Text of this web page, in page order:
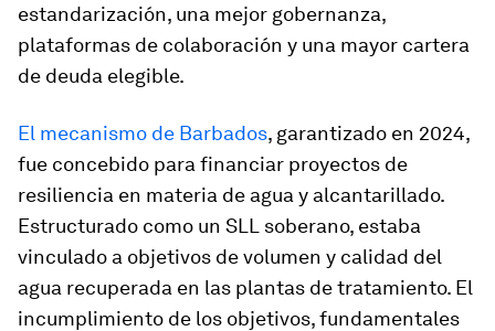
estandarización, una mejor gobernanza,
plataformas de colaboración y una mayor cartera
de deuda elegible.
El mecanismo de Barbados, garantizado en 2024,
fue concebido para financiar proyectos de
resiliencia en materia de agua y alcantarillado.
Estructurado como un SLL soberano, estaba
vinculado a objetivos de volumen y calidad del
agua recuperada en las plantas de tratamiento. El
incumplimiento de los objetivos, fundamentales